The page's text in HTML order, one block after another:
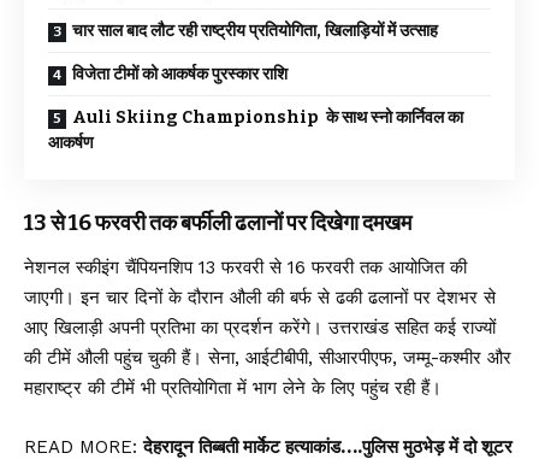
चार साल बाद लौट रही राष्ट्रीय प्रतियोगिता, खिलाड़ियों में उत्साह
विजेता टीमों को आकर्षक पुरस्कार राशि
Auli Skiing Championship के साथ स्नो कार्निवल का
आकर्षण
13 से 16 फरवरी तक बर्फीली ढलानों पर दिखेगा दमखम
नेशनल स्कीइंग चैंपियनशिप 13 फरवरी से 16 फरवरी तक आयोजित की
जाएगी। इन चार दिनों के दौरान औली की बर्फ से ढकी ढलानों पर देशभर से
आए खिलाड़ी अपनी प्रतिभा का प्रदर्शन करेंगे। उत्तराखंड सहित कई राज्यों
की टीमें औली पहुंच चुकी हैं। सेना, आईटीबीपी, सीआरपीएफ, जम्मू-कश्मीर और
महाराष्ट्र की टीमें भी प्रतियोगिता में भाग लेने के लिए पहुंच रही हैं।
READ MORE:देहरादून तिब्बती मार्केट हत्याकांड….पुलिस मुठभेड़ में दो शूटर